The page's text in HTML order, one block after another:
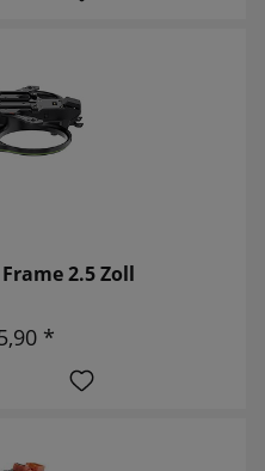
Frame 2.5 Zoll
*